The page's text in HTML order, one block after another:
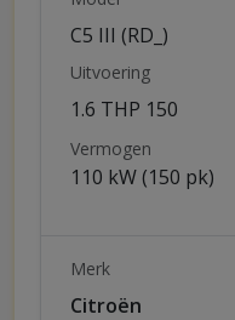
C5 III (RD_)
Uitvoering
1.6 THP 150
Vermogen
110 kW (150 pk)
Merk
Citroën